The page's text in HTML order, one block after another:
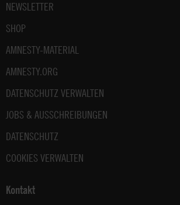
NEWSLETTER
SHOP
AMNESTY-MATERIAL
AMNESTY.ORG
DATENSCHUTZ VERWALTEN
JOBS & AUSSCHREIBUNGEN
DATENSCHUTZ
COOKIES VERWALTEN
Kontakt